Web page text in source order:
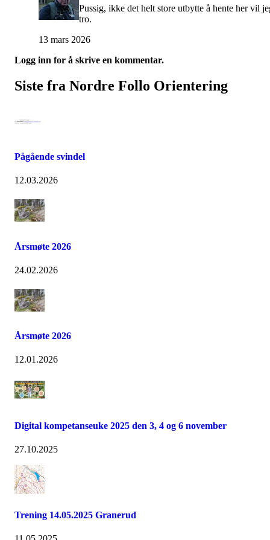
Pussig, ikke det helt store utbytte å hente her vil
tro.
13 mars 2026
Logg inn for å skrive en kommentar.
Siste fra Nordre Follo Orientering
Pågående svindel
12.03.2026
Årsmøte 2026
24.02.2026
Årsmøte 2026
12.01.2026
Digital kompetanseuke 2025 den 3, 4 og 6 november
27.10.2025
Trening 14.05.2025 Granerud